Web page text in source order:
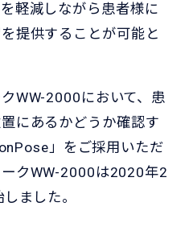
軽減しながら患者様に
提供することが可能と
WW-2000において、患
にあるかどうか確認す
」をご採用いただ
クWW-2000は2020年2
ました。